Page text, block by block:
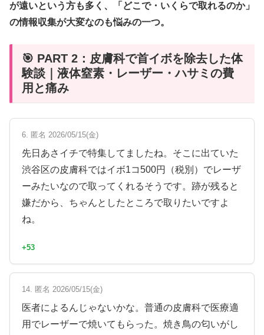
が遠いという方も多く、「どこで・いくらで取れるのか」
の情報収集が大変なのも悩みの一つ。
🎯 PART 2：皮膚科で首イボを除去した体
験談｜液体窒素・レーザー・ハサミの費
用と痛み
6. 匿名 2026/05/15(金)
先日あさイチで特集してましたね。そこに出ていた
渋谷区の皮膚科ではイボ1コ500円（税別）でレーザ
ーみたいなので取ってくれるそうです。跡が残ると
嫌だから、ちゃんとしたところで取りたいですよ
ね。
+53
14. 匿名 2026/05/15(金)
医者によるんじゃないかな。普通の皮膚科で医療適
用でレーザーで焼いてもらった。焼き鳥の匂いがし